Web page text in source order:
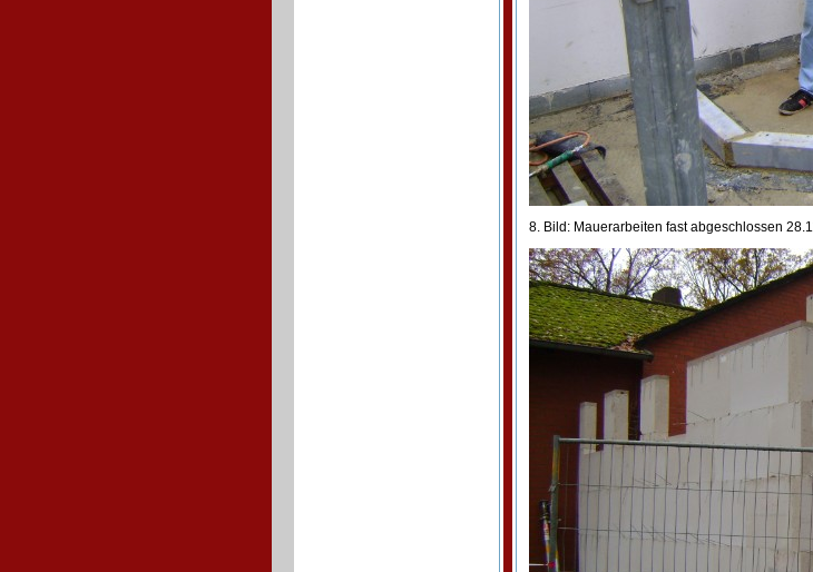
8. Bild: Mauerarbeiten fast abgeschlossen